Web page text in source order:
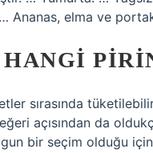
Ananas, elma ve
sırasında
açısından da
bir seçim olduğu